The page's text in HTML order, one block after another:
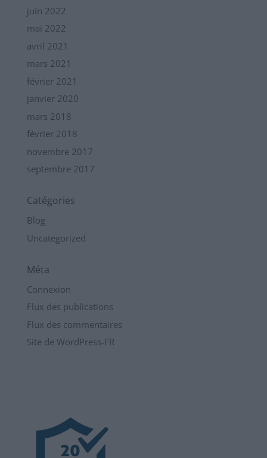
juin 2022
mai 2022
avril 2021
mars 2021
février 2021
janvier 2020
mars 2018
février 2018
novembre 2017
septembre 2017
Catégories
Blog
Uncategorized
Méta
Connexion
Flux des publications
Flux des commentaires
Site de WordPress-FR